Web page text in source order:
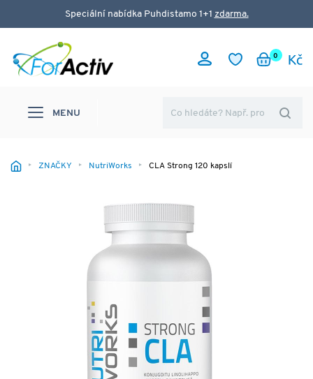
Speciální nabídka Puhdistamo 1+1 zdarma.
0
MENU
ZNAČKY NutriWorks CLA Strong 120 kapslí